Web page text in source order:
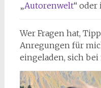
„Autorenwelt“ oder
Wer Fragen hat,
Anregungen für
eingeladen, sich